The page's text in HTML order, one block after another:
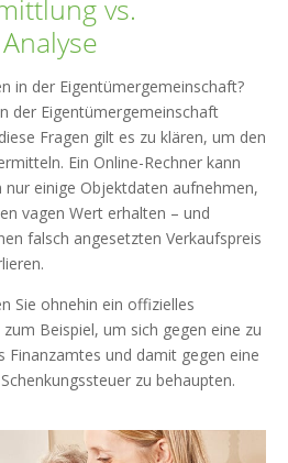
vs.
in der Eigentümergemeinschaft?
der Eigentümergemeinschaft
Fragen gilt es zu klären, um den
Ein Online-Rechner kann
einige Objektdaten aufnehmen,
vagen Wert erhalten – und
falsch angesetzten Verkaufspreis
Sie ohnehin ein offizielles
Beispiel, um sich gegen eine zu
Finanzamtes und damit gegen eine
zu behaupten.